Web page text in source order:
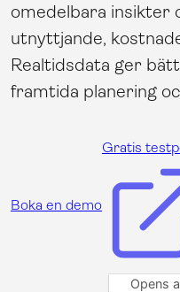
omedelbara insikter
utnyttjande,
Realtidsdata ger
framtida planering
Boka en demo
Gratis
Opens